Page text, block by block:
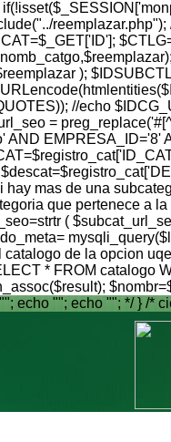
);
//echo
=
mas de una
que pertenece a
(
de la opcion
* FROM catalogo
echo ""; echo ""; */ } /*